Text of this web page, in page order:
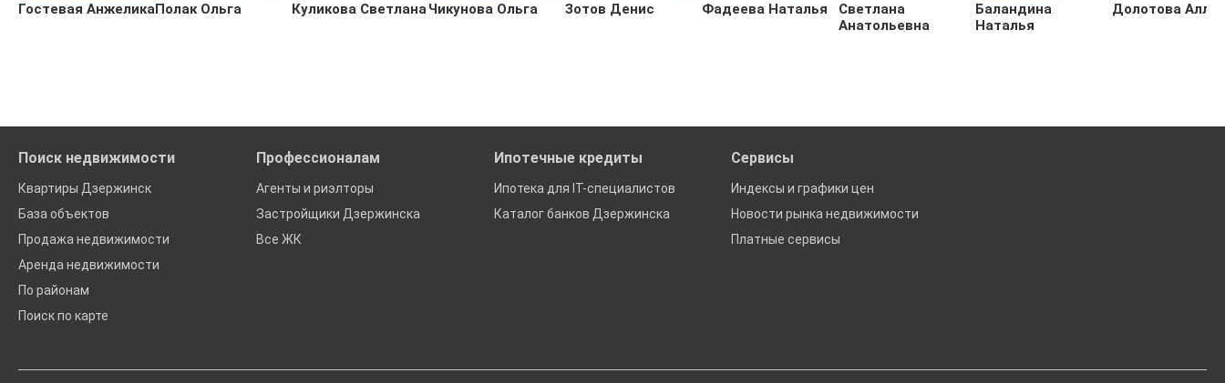
Гостевая АнжеликаПолак Ольга Куликова СветланаЧикунова Ольга Зотов Денис Фадеева Наталья
Светлана
Анатольевна
Баландина
Наталья
Долотова Алла
Поиск недвижимости
Квартиры Дзержинск
База объектов
Продажа недвижимости
Аренда недвижимости
По районам
Поиск по карте
Профессионалам
Агенты и риэлторы
Застройщики Дзержинска
Все ЖК
Ипотечные кредиты
Ипотека для IT-специалистов
Каталог банков Дзержинска
Сервисы
Индексы и графики цен
Новости рынка недвижимости
Платные сервисы